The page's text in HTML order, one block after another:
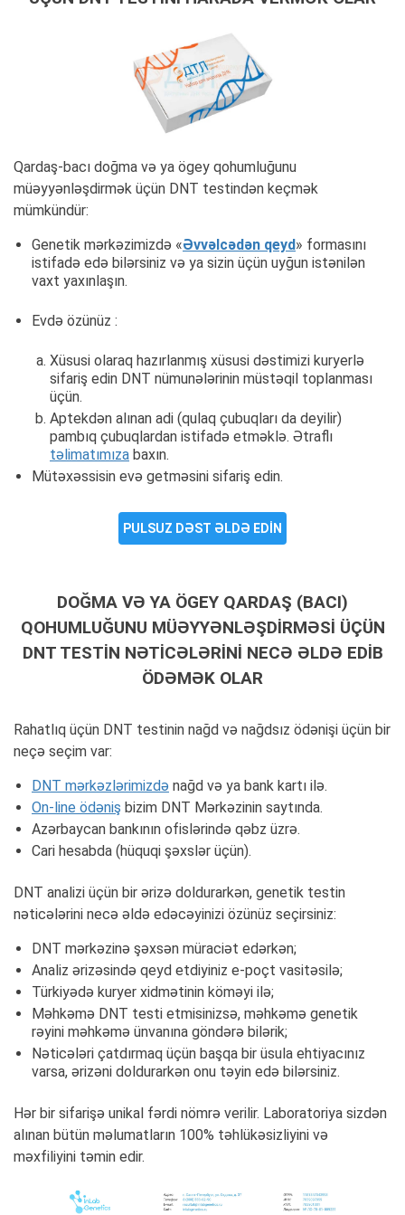
Qardaş-bacı doğma və ya ögey qohumluğunu
müəyyənləşdirmək üçün DNT testindən keçmək
mümkündür:
Genetik mərkəzimizdə «Əvvəlcədən qeyd» formasını
istifadə edə bilərsiniz və ya sizin üçün uyğun istənilən
vaxt yaxınlaşın.
Evdə özünüz :
Xüsusi olaraq hazırlanmış xüsusi dəstimizi kuryerlə
sifariş edin DNT nümunələrinin müstəqil toplanması
üçün.
Aptekdən alınan adi (qulaq çubuqları da deyilir)
pambıq çubuqlardan istifadə etməklə. Ətraflı
təlimatımıza baxın.
Mütəxəssisin evə getməsini sifariş edin.
PULSUZ DƏST ƏLDƏ EDIN
DOĞMA VƏ YA ÖGEY QARDAŞ (BACI)
QOHUMLUĞUNU MÜƏYYƏNLƏŞDIRMƏSI ÜÇÜN
DNT TESTIN NƏTICƏLƏRINI NECƏ ƏLDƏ EDIB
ÖDƏMƏK OLAR
Rahatlıq üçün DNT testinin nağd və nağdsız ödənişi üçün bir
neçə seçim var:
DNT mərkəzlərimizdə nağd və ya bank kartı ilə.
On-line ödəniş bizim DNT Mərkəzinin saytında.
Azərbaycan bankının ofislərində qəbz üzrə.
Cari hesabda (hüquqi şəxslər üçün).
DNT analizi üçün bir ərizə doldurarkən, genetik testin
nəticələrini necə əldə edəcəyinizi özünüz seçirsiniz:
DNT mərkəzinə şəxsən müraciət edərkən;
Analiz ərizəsində qeyd etdiyiniz e-poçt vasitəsilə;
Türkiyədə kuryer xidmətinin köməyi ilə;
Məhkəmə DNT testi etmisinizsə, məhkəmə genetik
rəyini məhkəmə ünvanına göndərə bilərik;
Nəticələri çatdırmaq üçün başqa bir üsula ehtiyacınız
varsa, ərizəni doldurarkən onu təyin edə bilərsiniz.
Hər bir sifarişə unikal fərdi nömrə verilir. Laboratoriya sizdən
alınan bütün məlumatların 100% təhlükəsizliyini və
məxfiliyini təmin edir.